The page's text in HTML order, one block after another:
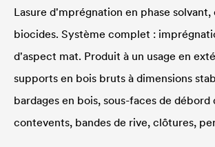
Lasure d'mprégnation en phase
biocides. Système complet :
d'aspect mat. Produit à un usage en
supports en bois bruts à dimensions
bardages en bois, sous-faces de débord
contevents, bandes de rive, clôtures,